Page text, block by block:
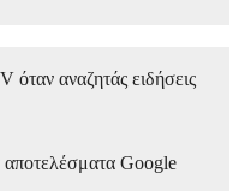
αναζητάς ειδήσεις
Google